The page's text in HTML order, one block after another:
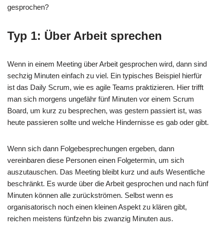
gesprochen?
Typ 1: Über Arbeit sprechen
Wenn in einem Meeting über Arbeit gesprochen wird, dann sind
sechzig Minuten einfach zu viel. Ein typisches Beispiel hierfür
ist das Daily Scrum, wie es agile Teams praktizieren. Hier trifft
man sich morgens ungefähr fünf Minuten vor einem Scrum
Board, um kurz zu besprechen, was gestern passiert ist, was
heute passieren sollte und welche Hindernisse es gab oder gibt.
Wenn sich dann Folgebesprechungen ergeben, dann
vereinbaren diese Personen einen Folgetermin, um sich
auszutauschen. Das Meeting bleibt kurz und aufs Wesentliche
beschränkt. Es wurde über die Arbeit gesprochen und nach fünf
Minuten können alle zurückströmen. Selbst wenn es
organisatorisch noch einen kleinen Aspekt zu klären gibt,
reichen meistens fünfzehn bis zwanzig Minuten aus.